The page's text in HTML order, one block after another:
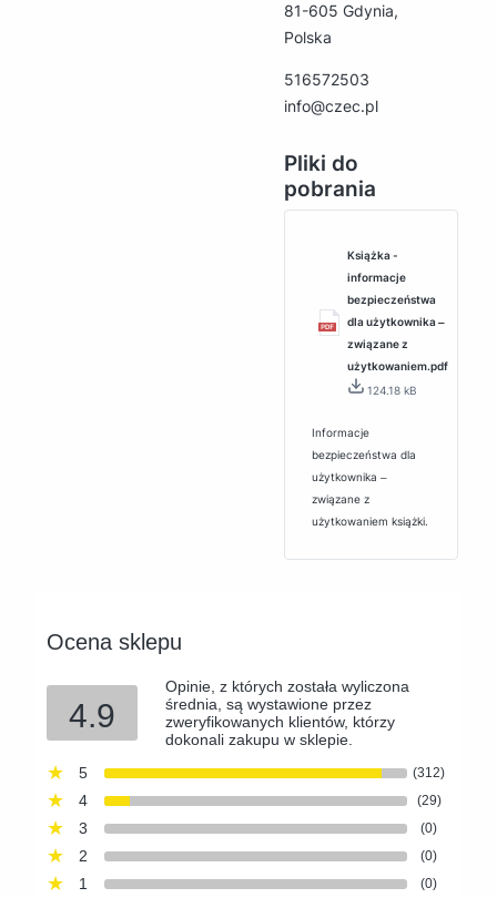
81-605 Gdynia,
Polska
516572503
info@czec.pl
Pliki do
pobrania
Książka -
informacje
bezpieczeństwa
dla użytkownika ‒
związane z
użytkowaniem.pdf
124.18 kB
Informacje
bezpieczeństwa dla
użytkownika ‒
związane z
użytkowaniem książki.
Ocena sklepu
4.9
Opinie, z których została wyliczona
średnia, są wystawione przez
zweryfikowanych klientów, którzy
dokonali zakupu w sklepie.
5
(312)
4 (29)
3 (0)
2 (0)
1 (0)